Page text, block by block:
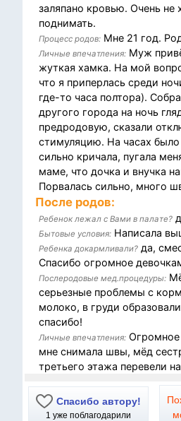
заляпано кровью. Очень
поднимать.
Процесс родов: Мне 21 год.
Личные впечатления: Муж
жуткая хамка. На мой
что я приперлась среди
где-то часа полтора).
другого города на ночь
предродовую, сказали
стимуляцию. На часах
сильно кричала, пугала
маме, что дочка и внучка
Порвалась сильно, много
После родов:
Ребенок лежал с Вами в палате?
Бытовые условия: Написала
Ребенка докармливали? да,
Спасибо огромное
Послеродовые мед.процедуры:
серьезные проблемы с
молоко, в груди
спасибо!
Личные впечатления: Огромное
мне снимала швы, мёд
третьего этажа перевели
Спасибо автору!
1 уже поблагодарили